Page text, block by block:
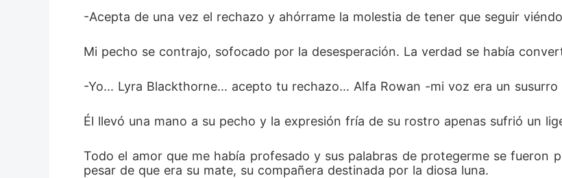
-Acepta de una vez el rechazo y ahórrame la molestia de tener que seguir
Mi pecho se contrajo, sofocado por la desesperación. La verdad se había
-Yo... Lyra Blackthorne... acepto tu rechazo... Alfa Rowan -mi voz era un
Él llevó una mano a su pecho y la expresión fría de su rostro apenas sufrió un
Todo el amor que me había profesado y sus palabras de protegerme se fueron
pesar de que era su mate, su compañera destinada por la diosa luna.